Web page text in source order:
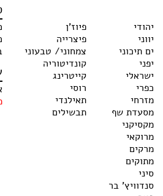
יהודי
יווני
ים תיכוני
יפני
ישראלי
כפרי
מזרחי
מסעדת שף
מקסיקני
מרוקאי
מרקים
מתוקים
סיני
סנדוויץ' בר
פיוז'ן
פיצרייה
צמחוני/ טבעוני
קונדיטוריה
קייטרינג
רוסי
תאילנדי
תבשילים